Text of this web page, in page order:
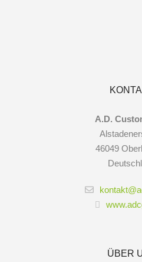
A.D.
46049
ÜBER